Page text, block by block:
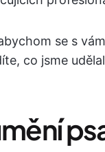
se s
co jsme